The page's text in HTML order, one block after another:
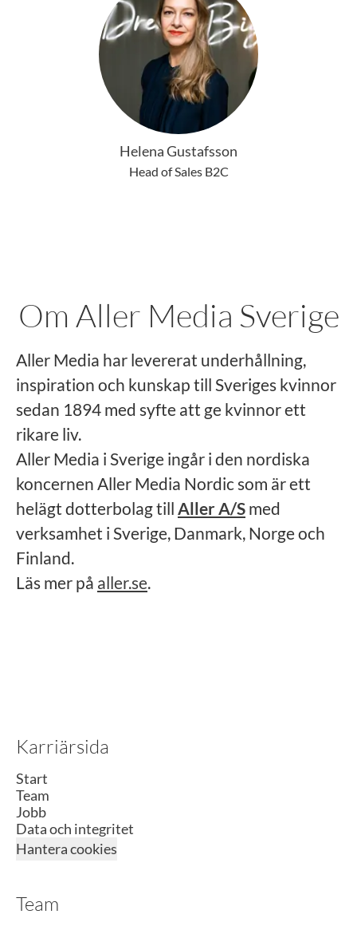
Helena Gustafsson
Head of Sales B2C
Om Aller Media Sverige
Aller Media har levererat underhållning,
inspiration och kunskap till Sveriges kvinnor
sedan 1894 med syfte att ge kvinnor ett
rikare liv.
Aller Media i Sverige ingår i den nordiska
koncernen Aller Media Nordic som är ett
helägt dotterbolag till Aller A/S med
verksamhet i Sverige, Danmark, Norge och
Finland.
Läs mer på aller.se.
Karriärsida
Start
Team
Jobb
Data och integritet
Hantera cookies
Team